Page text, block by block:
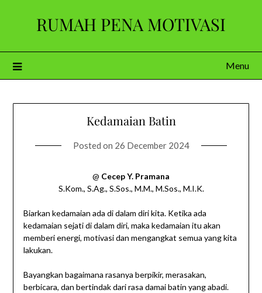
RUMAH PENA MOTIVASI
Menu
Kedamaian Batin
Posted on 26 December 2024
@ Cecep Y. Pramana
S.Kom., S.Ag., S.Sos., M.M., M.Sos., M.I.K.
Biarkan kedamaian ada di dalam diri kita. Ketika ada
kedamaian sejati di dalam diri, maka kedamaian itu akan
memberi energi, motivasi dan mengangkat semua yang kita
lakukan.
Bayangkan bagaimana rasanya berpikir, merasakan,
berbicara, dan bertindak dari rasa damai batin yang abadi.